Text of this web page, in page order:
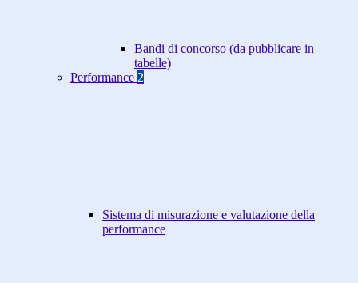
Bandi di concorso (da pubblicare in
tabelle)
Performance 2
Sistema di misurazione e valutazione della
performance